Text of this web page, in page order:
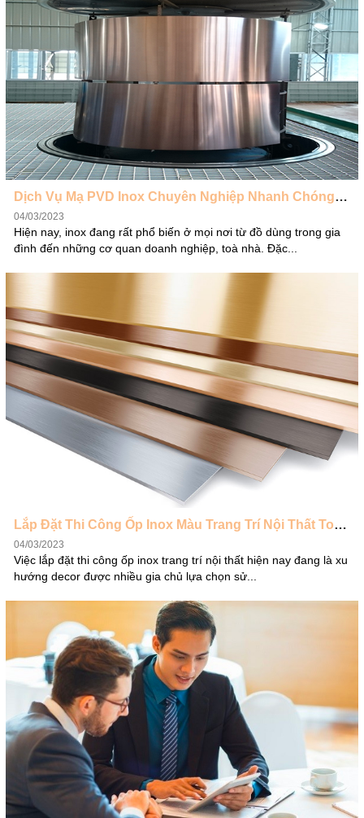
Dịch Vụ Mạ PVD Inox Chuyên Nghiệp Nhanh Chóng Chính Xác
04/03/2023
Hiện nay, inox đang rất phổ biến ở mọi nơi từ đồ dùng trong gia
đình đến những cơ quan doanh nghiệp, toà nhà. Đặc...
Lắp Đặt Thi Công Ốp Inox Màu Trang Trí Nội Thất Toàn Quốc
04/03/2023
Việc lắp đặt thi công ốp inox trang trí nội thất hiện nay đang là xu
hướng decor được nhiều gia chủ lựa chọn sử...